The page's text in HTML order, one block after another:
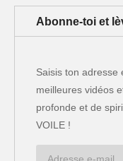
Abonne-toi et
Saisis ton adresse
meilleures vidéos
profonde et de
VOILE !